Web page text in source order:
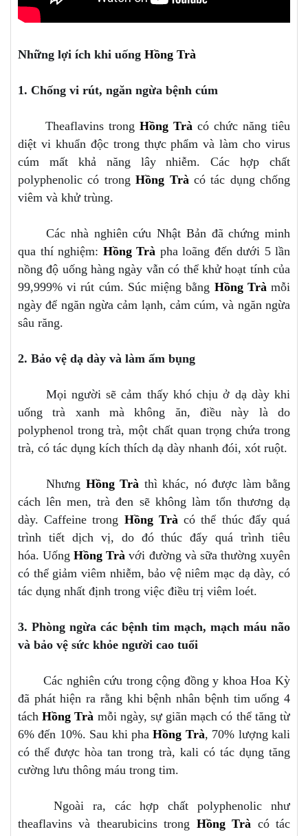
Những lợi ích khi uống Hồng Trà
1. Chống vi rút, ngăn ngừa bệnh cúm
Theaflavins trong Hồng Trà có chức năng tiêu
diệt vi khuẩn độc trong thực phẩm và làm cho virus
cúm mất khả năng lây nhiễm. Các hợp chất
polyphenolic có trongHồng Trà có tác dụng chống
viêm và khử trùng.
Các nhà nghiên cứu Nhật Bản đã chứng minh
qua thí nghiệm: Hồng Trà pha loãng đến dưới 5 lần
nồng độ uống hàng ngày vẫn có thể khử hoạt tính của
99,999% vi rút cúm. Súc miệng bằng Hồng Trà mỗi
ngày để ngăn ngừa cảm lạnh, cảm cúm, và ngăn ngừa
sâu răng.
2. Bảo vệ dạ dày và làm ấm bụng
Mọi người sẽ cảm thấy khó chịu ở dạ dày khi
uống trà xanh mà không ăn, điều này là do
polyphenol trong trà, một chất quan trọng chứa trong
trà, có tác dụng kích thích dạ dày nhanh đói, xót ruột.
Nhưng Hồng Trà thì khác, nó được làm bằng
cách lên men, trà đen sẽ không làm tổn thương dạ
dày. Caffeine trong Hồng Trà có thể thúc đẩy quá
trình tiết dịch vị, do đó thúc đẩy quá trình tiêu
hóa. UốngHồng Trà với đường và sữa thường xuyên
có thể giảm viêm nhiễm, bảo vệ niêm mạc dạ dày, có
tác dụng nhất định trong việc điều trị viêm loét.
3. Phòng ngừa các bệnh tim mạch, mạch máu não
và bảo vệ sức khỏe người cao tuổi
Các nghiên cứu trong cộng đồng y khoa Hoa Kỳ
đã phát hiện ra rằng khi bệnh nhân bệnh tim uống 4
táchHồng Trà mỗi ngày, sự giãn mạch có thể tăng từ
6% đến 10%. Sau khi phaHồng Trà, 70% lượng kali
có thể được hòa tan trong trà, kali có tác dụng tăng
cường lưu thông máu trong tim.
Ngoài ra, các hợp chất polyphenolic như
theaflavins và thearubicins trong Hồng Trà có tác